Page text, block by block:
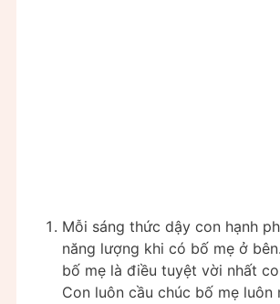
Mỗi sáng thức dậy con hạnh
năng lượng khi có bố mẹ ở
bố mẹ là điều tuyệt vời nhất
Con luôn cầu chúc bố mẹ luôn